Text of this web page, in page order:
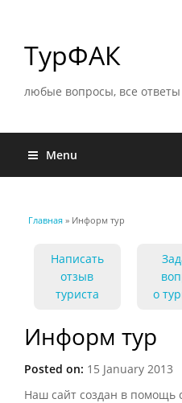
ТурФАК
любые вопросы, все ответы
Menu
Главная » Информ тур
Написать
отзыв
туриста
о
Информ тур
Posted on: 15 January 2013
Наш cайт создан в